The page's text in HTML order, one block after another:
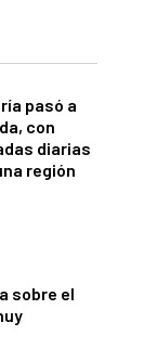
pasó a
con
diarias
región
sobre el